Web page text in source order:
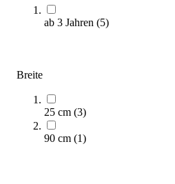
ab 3 Jahren (5)
Breite
25 cm (3)
90 cm (1)
Längere Lieferzeit